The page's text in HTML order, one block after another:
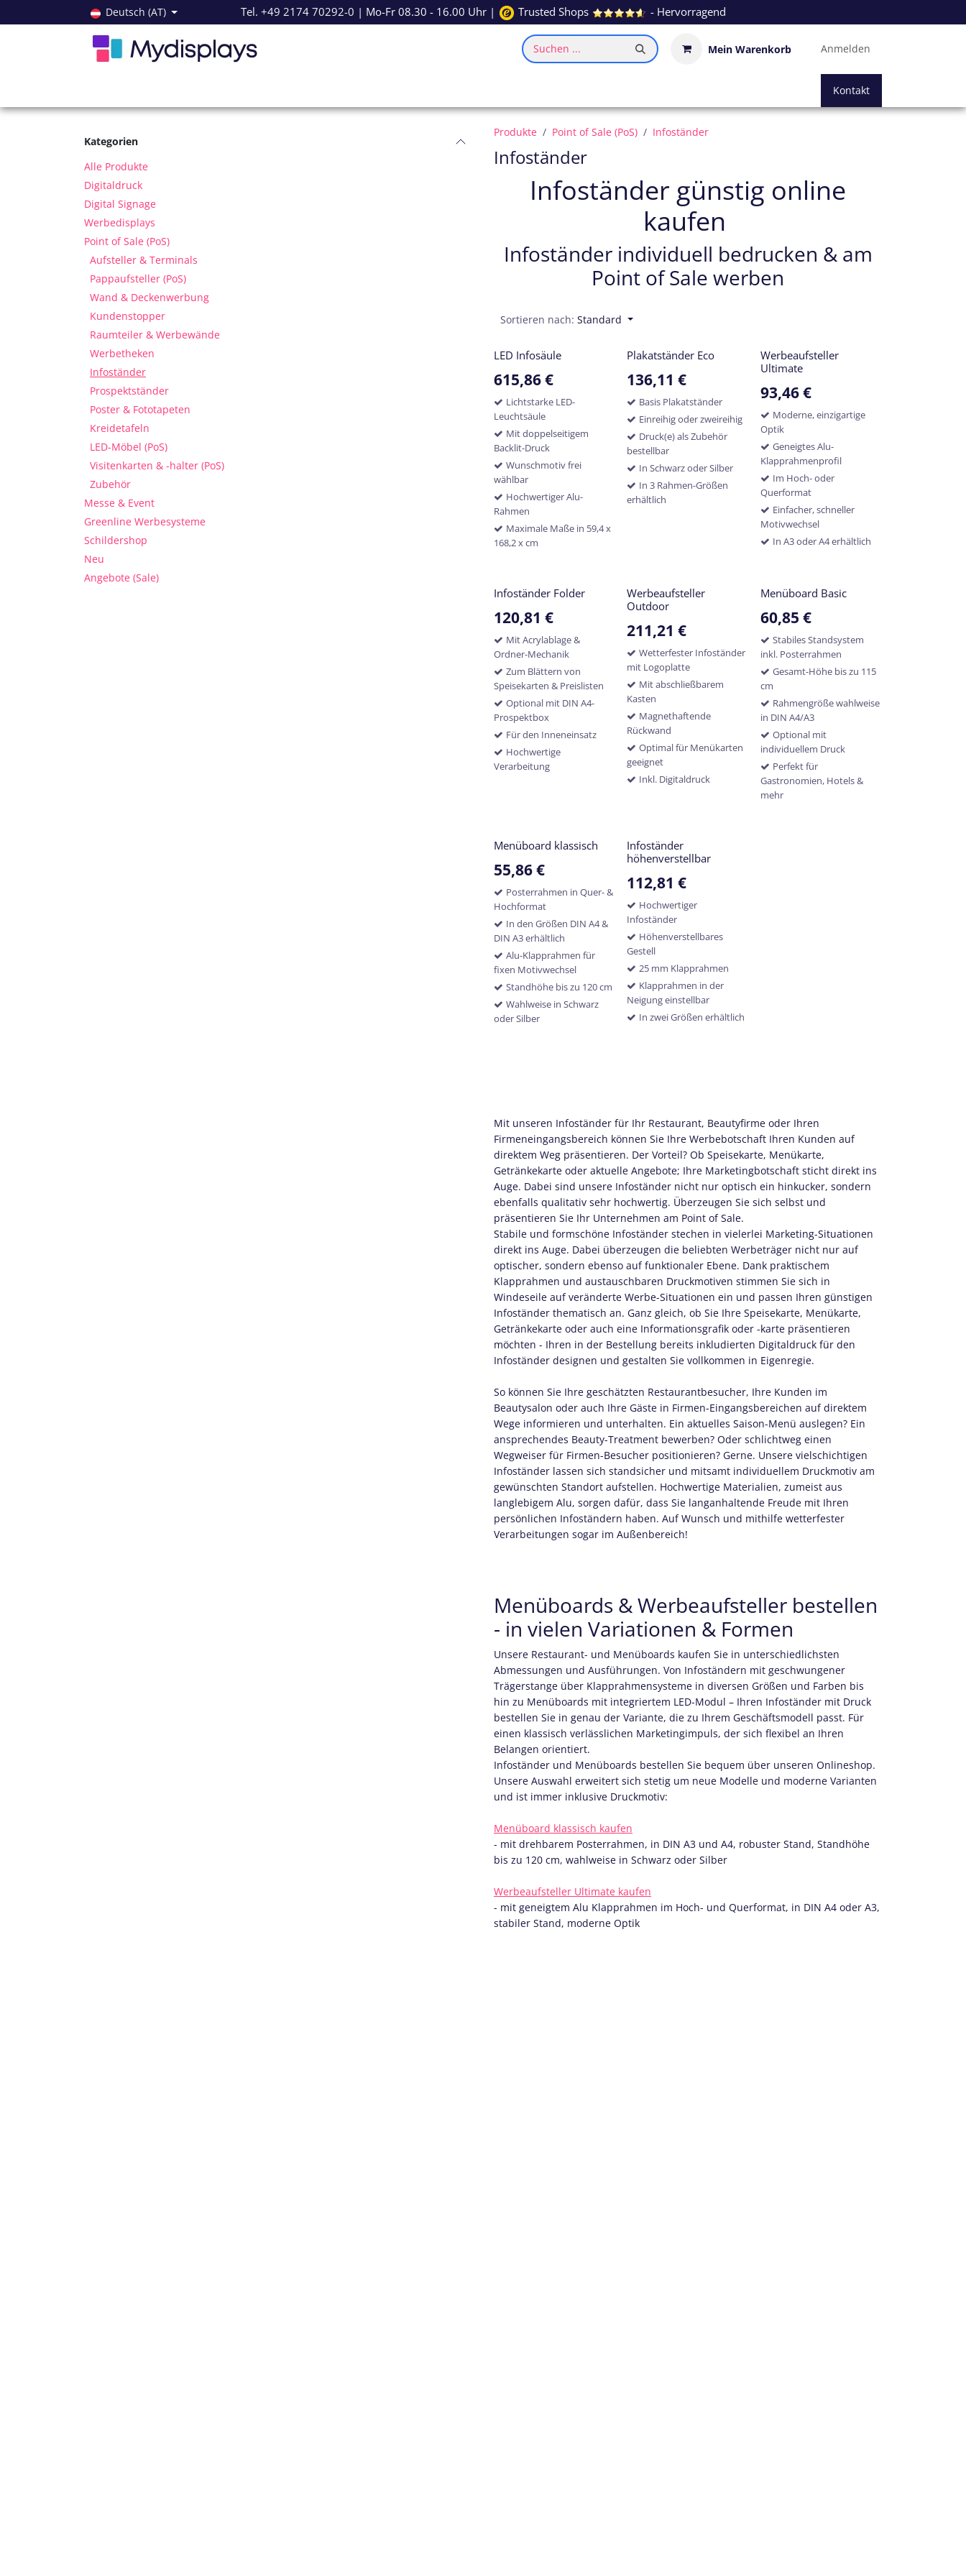
Zum Inhalt springen Deutsch (AT) Tel. +49 2174 70292-0 | Mo-Fr 08.30 - 16.00 Uhr | Trusted Shops - Hervorragend
Suchen ... Mein Warenkorb Anmelden
Kontakt
Kategorien
Alle Produkte
Digitaldruck
Digital Signage
Werbedisplays
Point of Sale (PoS)
Aufsteller & Terminals
Pappaufsteller (PoS)
Wand & Deckenwerbung
Kundenstopper
Raumteiler & Werbewände
Werbetheken
Infoständer
Prospektständer
Poster & Fototapeten
Kreidetafeln
LED-Möbel (PoS)
Visitenkarten & -halter (PoS)
Zubehör
Messe & Event
Greenline Werbesysteme
Schildershop
Neu
Angebote (Sale)
Produkte Point of Sale (PoS) Infoständer
Infoständer
Infoständer günstig online
kaufen
Infoständer individuell bedrucken & am
Point of Sale werben
Sortieren nach: Standard
LED Infosäule
615,86€
Lichtstarke LED-
Leuchtsäule
Mit doppelseitigem
Backlit-Druck
Wunschmotiv frei
wählbar
Hochwertiger Alu-
Rahmen
Maximale Maße in 59,4 x
168,2 x cm
Plakatständer Eco
136,11 €
Basis Plakatständer
Einreihig oder zweireihig
Druck(e) als Zubehör
bestellbar
In Schwarz oder Silber
In 3 Rahmen-Größen
erhältlich
Werbeaufsteller
Ultimate
93,46€
Moderne, einzigartige
Optik
Geneigtes Alu-
Klapprahmenprofil
Im Hoch- oder
Querformat
Einfacher, schneller
Motivwechsel
In A3 oder A4 erhältlich
Infoständer Folder
120,81 €
Mit Acrylablage &
Ordner-Mechanik
Zum Blättern von
Speisekarten & Preislisten
Optional mit DIN A4-
Prospektbox
Für den Inneneinsatz
Hochwertige
Verarbeitung
Werbeaufsteller
Outdoor
211,21 €
Wetterfester Infoständer
mit Logoplatte
Mit abschließbarem
Kasten
Magnethaftende
Rückwand
Optimal für Menükarten
geeignet
Inkl. Digitaldruck
Menüboard Basic
60,85 €
Stabiles Standsystem
inkl. Posterrahmen
Gesamt-Höhe bis zu 115
cm
Rahmengröße wahlweise
in DIN A4/A3
Optional mit
individuellem Druck
Perfekt für
Gastronomien, Hotels &
mehr
Menüboard klassisch
55,86€
Posterrahmen in Quer- &
Hochformat
In den Größen DIN A4 &
DIN A3 erhältlich
Alu-Klapprahmen für
fixen Motivwechsel
Standhöhe bis zu 120 cm
Wahlweise in Schwarz
oder Silber
Infoständer
höhenverstellbar
112,81 €
Hochwertiger
Infoständer
Höhenverstellbares
Gestell
25 mm Klapprahmen
Klapprahmen in der
Neigung einstellbar
In zwei Größen erhältlich
Mit unseren Infoständer für Ihr Restaurant, Beautyfirme oder Ihren
Firmeneingangsbereich können Sie Ihre Werbebotschaft Ihren Kunden auf
direktem Weg präsentieren. Der Vorteil? Ob Speisekarte, Menükarte,
Getränkekarte oder aktuelle Angebote; Ihre Marketingbotschaft sticht direkt ins
Auge. Dabei sind unsere Infoständer nicht nur optisch ein hinkucker, sondern
ebenfalls qualitativ sehr hochwertig. Überzeugen Sie sich selbst und
präsentieren Sie Ihr Unternehmen am Point of Sale.
Stabile und formschöne Infoständer stechen in vielerlei Marketing-Situationen
direkt ins Auge. Dabei überzeugen die beliebten Werbeträger nicht nur auf
optischer, sondern ebenso auf funktionaler Ebene. Dank praktischem
Klapprahmen und austauschbaren Druckmotiven stimmen Sie sich in
Windeseile auf veränderte Werbe-Situationen ein und passen Ihren günstigen
Infoständer thematisch an. Ganz gleich, ob Sie Ihre Speisekarte, Menükarte,
Getränkekarte oder auch eine Informationsgrafik oder -karte präsentieren
möchten - Ihren in der Bestellung bereits inkludierten Digitaldruck für den
Infoständer designen und gestalten Sie vollkommen in Eigenregie.
So können Sie Ihre geschätzten Restaurantbesucher, Ihre Kunden im
Beautysalon oder auch Ihre Gäste in Firmen-Eingangsbereichen auf direktem
Wege informieren und unterhalten. Ein aktuelles Saison-Menü auslegen? Ein
ansprechendes Beauty-Treatment bewerben? Oder schlichtweg einen
Wegweiser für Firmen-Besucher positionieren? Gerne. Unsere vielschichtigen
Infoständer lassen sich standsicher und mitsamt individuellem Druckmotiv am
gewünschten Standort aufstellen. Hochwertige Materialien, zumeist aus
langlebigem Alu, sorgen dafür, dass Sie langanhaltende Freude mit Ihren
persönlichen Infoständern haben. Auf Wunsch und mithilfe wetterfester
Verarbeitungen sogar im Außenbereich!
Menüboards & Werbeaufsteller bestellen
- in vielen Variationen & Formen
Unsere Restaurant- und Menüboards kaufen Sie in unterschiedlichsten
Abmessungen und Ausführungen. Von Infoständern mit geschwungener
Trägerstange über Klapprahmensysteme in diversen Größen und Farben bis
hin zu Menüboards mit integriertem LED-Modul – Ihren Infoständer mit Druck
bestellen Sie in genau der Variante, die zu Ihrem Geschäftsmodell passt. Für
einen klassisch verlässlichen Marketingimpuls, der sich flexibel an Ihren
Belangen orientiert.
Infoständer und Menüboards bestellen Sie bequem über unseren Onlineshop.
Unsere Auswahl erweitert sich stetig um neue Modelle und moderne Varianten
und ist immer inklusive Druckmotiv:
Menüboard klassisch kaufen
- mit drehbarem Posterrahmen, in DIN A3 und A4, robuster Stand, Standhöhe
bis zu 120 cm, wahlweise in Schwarz oder Silber
Werbeaufsteller Ultimate kaufen
- mit geneigtem Alu Klapprahmen im Hoch- und Querformat, in DIN A4 oder A3,
stabiler Stand, moderne Optik